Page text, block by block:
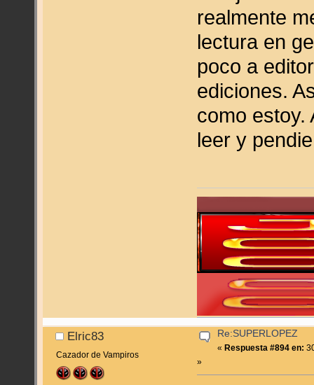
realmente
lectura en
poco a
ediciones.
como estoy.
leer y
Elric83
Cazador de Vampiros
Re:SUPERLOPEZ
« Respuesta #894 en:
»